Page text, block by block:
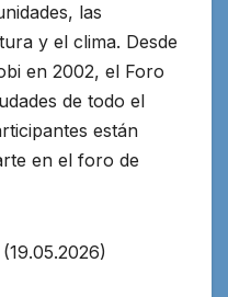
las
y el clima. Desde
en 2002, el Foro
de todo el
están
en el foro de